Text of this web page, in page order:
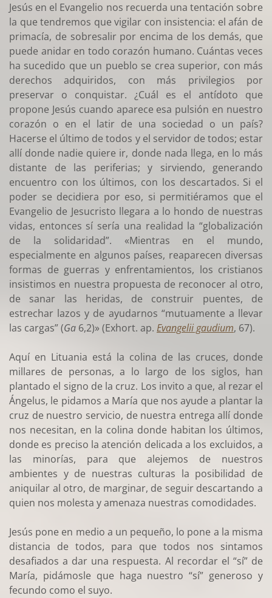
Jesús en el Evangelio nos recuerda una tentación sobre
la que tendremos que vigilar con insistencia: el afán de
primacía, de sobresalir por encima de los demás, que
puede anidar en todo corazón humano. Cuántas veces
ha sucedido que un pueblo se crea superior, con más
derechos adquiridos, con más privilegios por
preservar o conquistar. ¿Cuál es el antídoto que
propone Jesús cuando aparece esa pulsión en nuestro
corazón o en el latir de una sociedad o un país?
Hacerse el último de todos y el servidor de todos; estar
allí donde nadie quiere ir, donde nada llega, en lo más
distante de las periferias; y sirviendo, generando
encuentro con los últimos, con los descartados. Si el
poder se decidiera por eso, si permitiéramos que el
Evangelio de Jesucristo llegara a lo hondo de nuestras
vidas, entonces sí sería una realidad la “globalización
de la solidaridad”. «Mientras en el mundo,
especialmente en algunos países, reaparecen diversas
formas de guerras y enfrentamientos, los cristianos
insistimos en nuestra propuesta de reconocer al otro,
de sanar las heridas, de construir puentes, de
estrechar lazos y de ayudarnos “mutuamente a llevar
las cargas” (Ga 6,2)» (Exhort. ap. Evangelii gaudium, 67).
Aquí en Lituania está la colina de las cruces, donde
millares de personas, a lo largo de los siglos, han
plantado el signo de la cruz. Los invito a que, al rezar el
Ángelus, le pidamos a María que nos ayude a plantar la
cruz de nuestro servicio, de nuestra entrega allí donde
nos necesitan, en la colina donde habitan los últimos,
donde es preciso la atención delicada a los excluidos, a
las minorías, para que alejemos de nuestros
ambientes y de nuestras culturas la posibilidad de
aniquilar al otro, de marginar, de seguir descartando a
quien nos molesta y amenaza nuestras comodidades.
Jesús pone en medio a un pequeño, lo pone a la misma
distancia de todos, para que todos nos sintamos
desafiados a dar una respuesta. Al recordar el “sí” de
María, pidámosle que haga nuestro “sí” generoso y
fecundo como el suyo.